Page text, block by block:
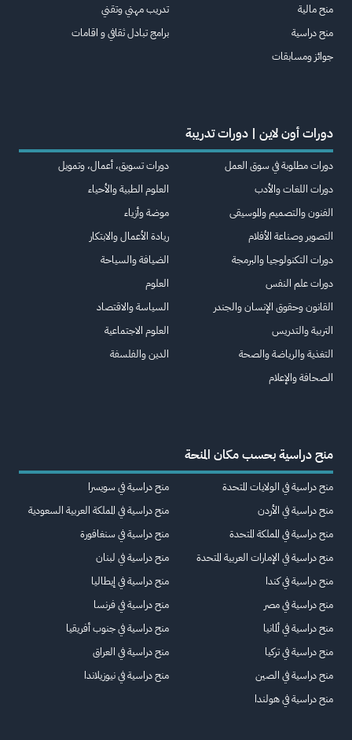
منح مالية
منح دراسية
جوائز ومسابقات
تدريب مهني وتقني
برامج تبادل ثقافي و اقامات
دورات أون لاين | دورات تدريبة
دورات مطلوبة في سوق العمل
دورات اللغات والأدب
الفنون والتصميم والموسيقى
التصوير وصناعة الأفلام
دورات التكنولوجيا والبرمجة
دورات علم النفس
القانون وحقوق الإنسان والجندر
التربية والتدريس
التغذية والرياضة والصحة
الصحافة والإعلام
دورات تسويق، أعمال، وتمويل
العلوم الطبية والأحياء
موضة وأزياء
ريادة الأعمال والابتكار
الضيافة والسياحة
العلوم
السياسة والاقتصاد
العلوم الاجتماعية
الدين والفلسفة
منح دراسية بحسب مكان المنحة
منح دراسية في الولايات المتحدة
منح دراسية في الأردن
منح دراسية في المملكة المتحدة
منح دراسية في الإمارات العربية المتحدة
منح دراسية في كندا
منح دراسية في مصر
منح دراسية في ألمانيا
منح دراسية في تركيا
منح دراسية في الصين
منح دراسية في هولندا
منح دراسية في سويسرا
منح دراسية في المملكة العربية السعودية
منح دراسية في سنغافورة
منح دراسية في لبنان
منح دراسية في إيطاليا
منح دراسية في فرنسا
منح دراسية في جنوب أفريقيا
منح دراسية في العراق
منح دراسية في نيوزيلاندا